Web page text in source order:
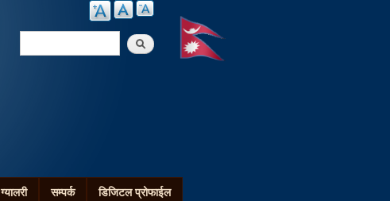
Search
ग्यालरी सम्पर्क डिजिटल प्रोफाईल